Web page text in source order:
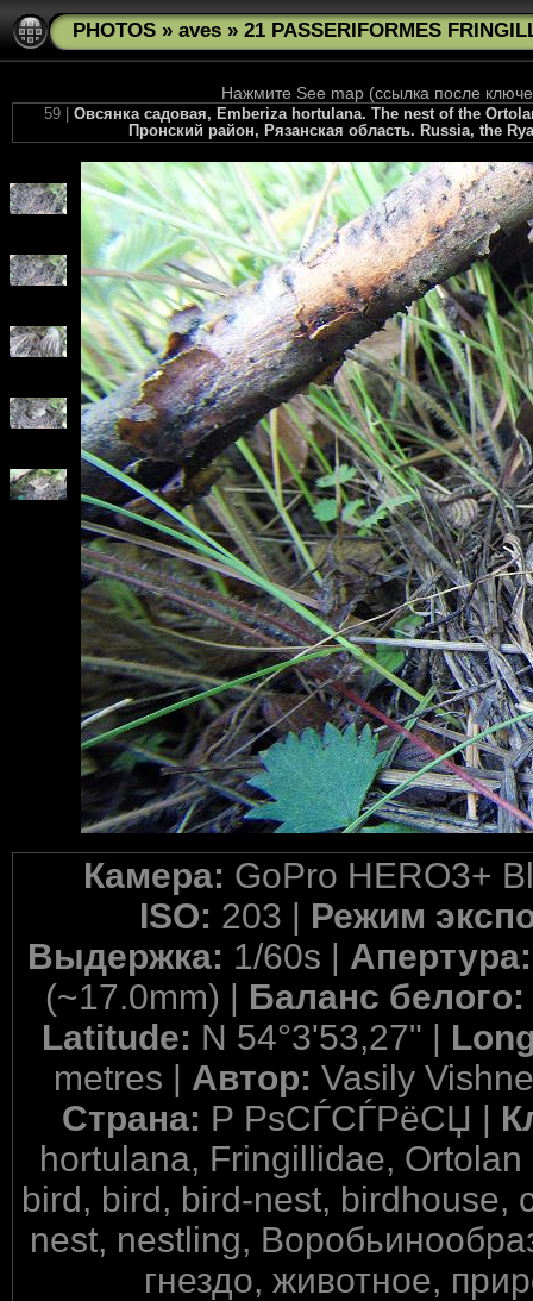
PHOTOS » aves » 21 PASSERIFORMES
Нажмите See map (ссылка после
59 |Овсянка садовая, Emberiza hortulana. The nest of the
Пронский район, Рязанская область. Russia, the
Камера: GoPro HERO3+
ISO: 203 | Режим
Выдержка: 1/60s |
(~17.0mm) | Баланс белого:
Latitude: N 54°3'53,27" |
metres | Автор: Vasily
Страна: Р РѕСЃСЃРёСЏ |
hortulana, Fringillidae,
bird, bird, bird-nest, birdhouse,
nest, nestling,
гнездо, животное,